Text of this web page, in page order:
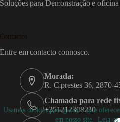
Usamos cookies para garantir que
em nosso site. Leia os
Soluções para Demonstração e
Contactos
Entre em contacto connosco.
Morada:
R. Ciprestes 36, 2870-
Chamada para rede
+351212308230